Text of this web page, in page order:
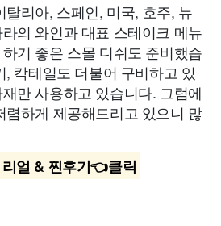
탈리아, 스페인, 미국, 호주, 뉴
의 와인과 대표 스테이크 메뉴
기 좋은 스몰 디쉬도 준비했습
, 칵테일도 더불어 구비하고 있
만 사용하고 있습니다. 그럼에
렴하게 제공해드리고 있으니 많
리얼 & 찐후기👈클릭